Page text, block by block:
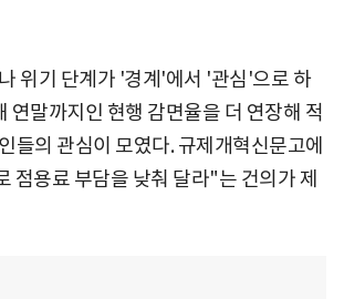
위기 단계가 '경계'에서 '관심'으로 하
연말까지인 현행 감면율을 더 연장해 적
들의 관심이 모였다. 규제개혁신문고에
점용료 부담을 낮춰 달라"는 건의가 제